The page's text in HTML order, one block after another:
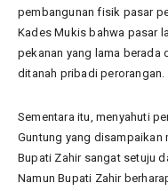
pembangunan fisik pasar
Kades Mukis bahwa pasar
pekanan yang lama berada
ditanah pribadi perorangan.
Sementara itu, menyahuti
Guntung yang disampaikan
Bupati Zahir sangat setuju
Namun Bupati Zahir